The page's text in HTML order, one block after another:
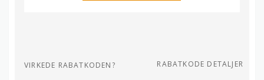
VIRKEDE RABATKODEN? RABATKODE DETALJER